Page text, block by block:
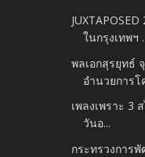
ในกรุงเทพฯ
พลเอกสุรยุทธ์
อำนวยการโ
เพลงเพราะ 3
วันอ...
กระทรวงการ